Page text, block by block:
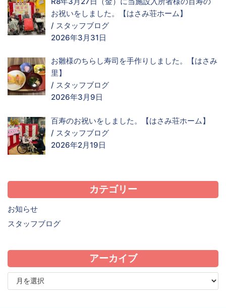
お祝いをしました。【はさみ荘ホーム】
/ スタッフブログ
2026年3月31日
お雛様のちらし寿司を手作りしました。【はさみ
里】
/ スタッフブログ
2026年3月9日
百寿のお祝いをしました。【はさみ荘ホーム】
/ スタッフブログ
2026年2月19日
カテゴリー
お知らせ
スタッフブログ
アーカイブ